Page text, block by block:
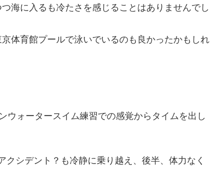
海に入るも冷たさを感じることはありませんでし
体育館プールで泳いでいるのも良かったかもしれ
ウォータースイム練習での感覚からタイムを出し
シデント？も冷静に乗り越え、後半、体力なく